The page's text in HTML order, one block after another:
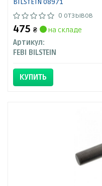
BILSTEIN 08971
0 отзывов
475 ₴
на складе
Артикул:
FEBI BILSTEIN
КУПИТЬ